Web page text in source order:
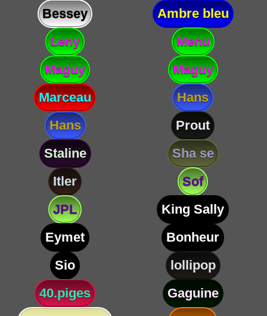
Bessey
Ambre bleu
Leny
Menu
Maguy
Maguy
Marceau
Hans
Hans
Prout
Staline
Sha se
Itler
Sof
JPL
King Sally
Eymet
Bonheur
Sio
lollipop
40.piges
Gaguine